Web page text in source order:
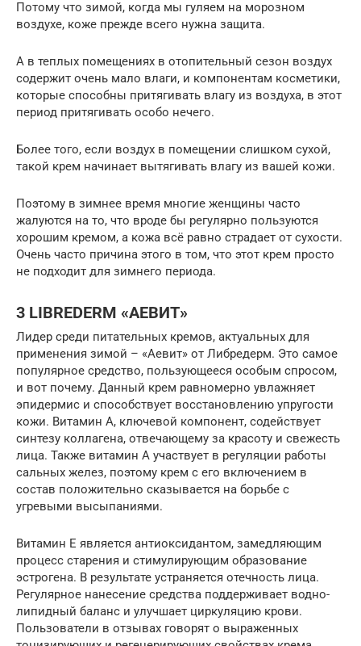
Потому что зимой, когда мы гуляем на морозном
воздухе, коже прежде всего нужна защита.
А в теплых помещениях в отопительный сезон воздух
содержит очень мало влаги, и компонентам косметики,
которые способны притягивать влагу из воздуха, в этот
период притягивать особо нечего.
Более того, если воздух в помещении слишком сухой,
такой крем начинает вытягивать влагу из вашей кожи.
Поэтому в зимнее время многие женщины часто
жалуются на то, что вроде бы регулярно пользуются
хорошим кремом, а кожа всё равно страдает от сухости.
Очень часто причина этого в том, что этот крем просто
не подходит для зимнего периода.
3 LIBREDERM «АЕВИТ»
Лидер среди питательных кремов, актуальных для
применения зимой – «Аевит» от Либредерм. Это самое
популярное средство, пользующееся особым спросом,
и вот почему. Данный крем равномерно увлажняет
эпидермис и способствует восстановлению упругости
кожи. Витамин А, ключевой компонент, содействует
синтезу коллагена, отвечающему за красоту и свежесть
лица. Также витамин А участвует в регуляции работы
сальных желез, поэтому крем с его включением в
состав положительно сказывается на борьбе с
угревыми высыпаниями.
Витамин Е является антиоксидантом, замедляющим
процесс старения и стимулирующим образование
эстрогена. В результате устраняется отечность лица.
Регулярное нанесение средства поддерживает водно-
липидный баланс и улучшает циркуляцию крови.
Пользователи в отзывах говорят о выраженных